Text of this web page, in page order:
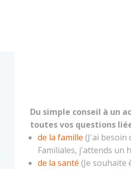
Du simple conseil à un
toutes vos questions
de la famille (J'ai besoin
Familiales, j'attends un
de la santé (Je souhaite